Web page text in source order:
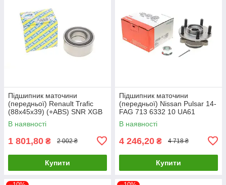
Підшипник маточини
(передньої) Renault Trafic
(88x45x39) (+ABS) SNR XGB
41166 S01 P UA61
В наявності
1 801,80 ₴ 2 002 ₴
Купити
Підшипник маточини
(передньої) Nissan Pulsar 14-
FAG 713 6332 10 UA61
В наявності
4 246,20 ₴ 4 718 ₴
Купити